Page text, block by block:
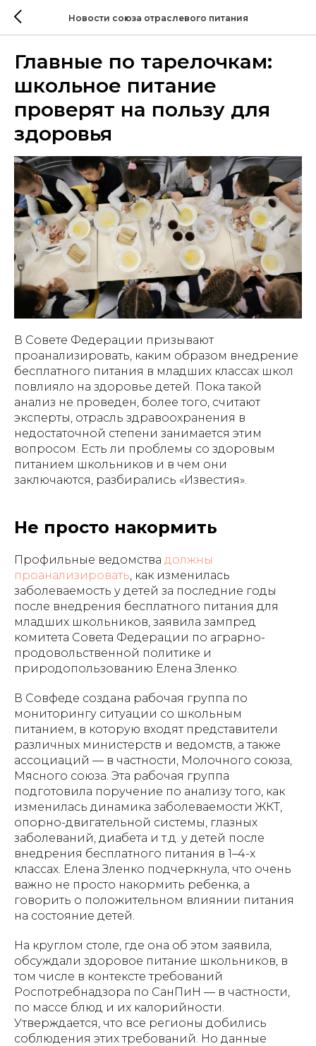
Новости союза отраслевого питания
Главные по тарелочкам:
школьное питание
проверят на пользу для
здоровья
В Совете Федерации призывают
проанализировать, каким образом внедрение
бесплатного питания в младших классах школ
повлияло на здоровье детей. Пока такой
анализ не проведен, более того, считают
эксперты, отрасль здравоохранения в
недостаточной степени занимается этим
вопросом. Есть ли проблемы со здоровым
питанием школьников и в чем они
заключаются, разбирались «Известия».
Не просто накормить
Профильные ведомства должны
проанализировать , как изменилась
заболеваемость у детей за последние годы
после внедрения бесплатного питания для
младших школьников, заявила зампред
комитета Совета Федерации по аграрно-
продовольственной политике и
природопользованию Елена Зленко.
В Совфеде создана рабочая группа по
мониторингу ситуации со школьным
питанием, в которую входят представители
различных министерств и ведомств, а также
ассоциаций — в частности, Молочного союза,
Мясного союза. Эта рабочая группа
подготовила поручение по анализу того, как
изменилась динамика заболеваемости ЖКТ,
опорно-двигательной системы, глазных
заболеваний, диабета и т.д. у детей после
внедрения бесплатного питания в 1–4-х
классах. Елена Зленко подчеркнула, что очень
важно не просто накормить ребенка, а
говорить о положительном влиянии питания
на состояние детей.
На круглом столе, где она об этом заявила,
обсуждали здоровое питание школьников, в
том числе в контексте требований
Роспотребнадзора по СанПиН — в частности,
по массе блюд и их калорийности.
Утверждается, что все регионы добились
соблюдения этих требований. Но данные